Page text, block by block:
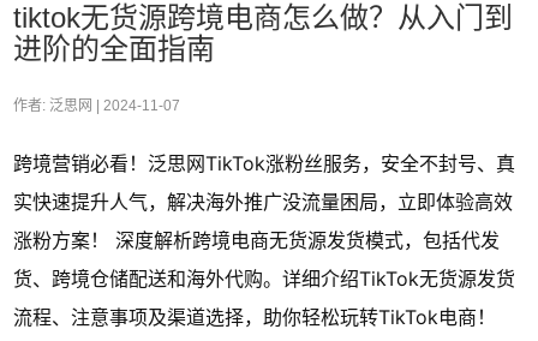
tiktok无货源跨境电商怎么做？从入门到
进阶的全面指南
作者: 泛思网 | 2024-11-07
跨境营销必看！泛思网TikTok涨粉丝服务，安全不封号、真
实快速提升人气，解决海外推广没流量困局，立即体验高效
涨粉方案！ 深度解析跨境电商无货源发货模式，包括代发
货、跨境仓储配送和海外代购。详细介绍TikTok无货源发货
流程、注意事项及渠道选择，助你轻松玩转TikTok电商！